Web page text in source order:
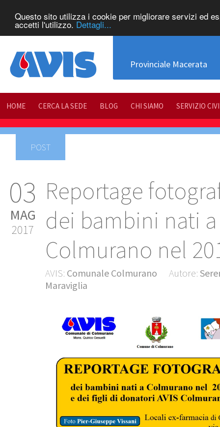
Questo sito utilizza i cookie per migliorare servizi ed
accetti l'utilizzo. Dettagli...
Provinciale Macerata
HOME CERCA LA SEDE BLOG CHI SIAMO SERVIZIO
POST
03
MAG
2017
Reportage
dei bambini nati a
Colmurano nel
AVIS: Comunale Colmurano Autore:
Maraviglia